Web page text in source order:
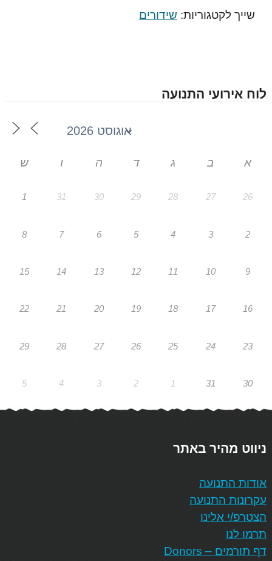
שייך לקטגוריות: שידורים
לוח אירועי התנועה
א ב ג ד ה ו ש
26
27
28
29
30
31
1
2
3
4
5
6
7
8
9
10
11
12
13
14
15
16
17
18
19
20
21
22
23
24
25
26
27
28
29
30
31
1
2
3
4
5
ניווט מהיר באתר
אודות התנועה
עקרונות התנועה
הצטרפ/י אלינו
תרמו לנו
דף תורמים – Donors